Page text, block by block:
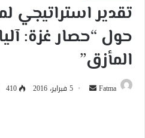
تقدير استراتيجي
حول “حصار غزة:
المأزق”
Fatma
أرسل 5 فبراير، 2016 410